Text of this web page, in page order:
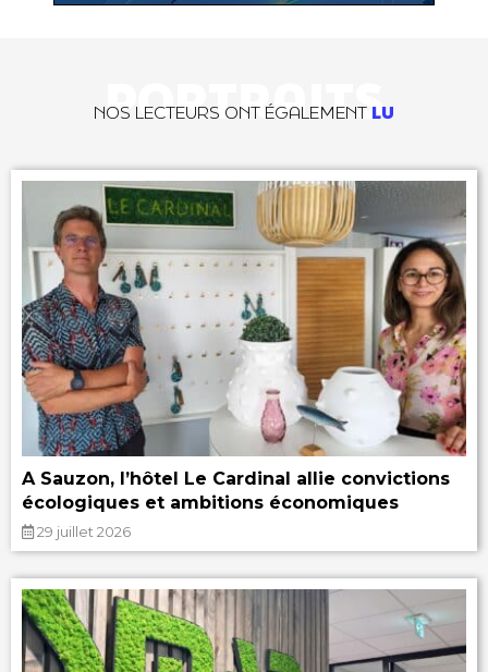
PORTRAITS
NOS LECTEURS ONT ÉGALEMENT LU
A Sauzon, l’hôtel Le Cardinal allie convictions
écologiques et ambitions économiques
29 juillet 2026